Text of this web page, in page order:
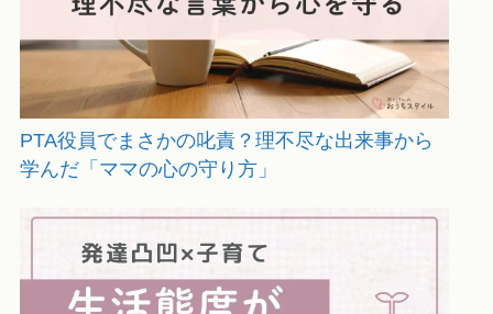
PTA役員でまさかの叱責？理不尽な出来事から
学んだ「ママの心の守り方」